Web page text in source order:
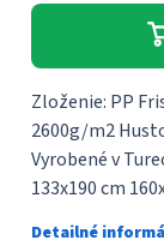
Zloženie: PP
2600g/m2
Vyrobené v
133x190 cm
Detailné